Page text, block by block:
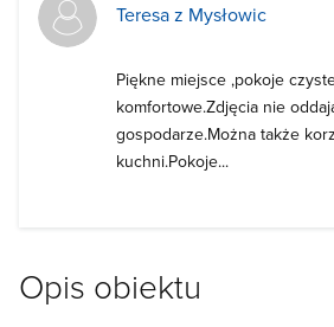
Teresa z Mysłowic
Piękne miejsce ,pokoje
komfortowe.Zdjęcia nie
gospodarze.Można także
kuchni.Pokoje...
Opis obiektu